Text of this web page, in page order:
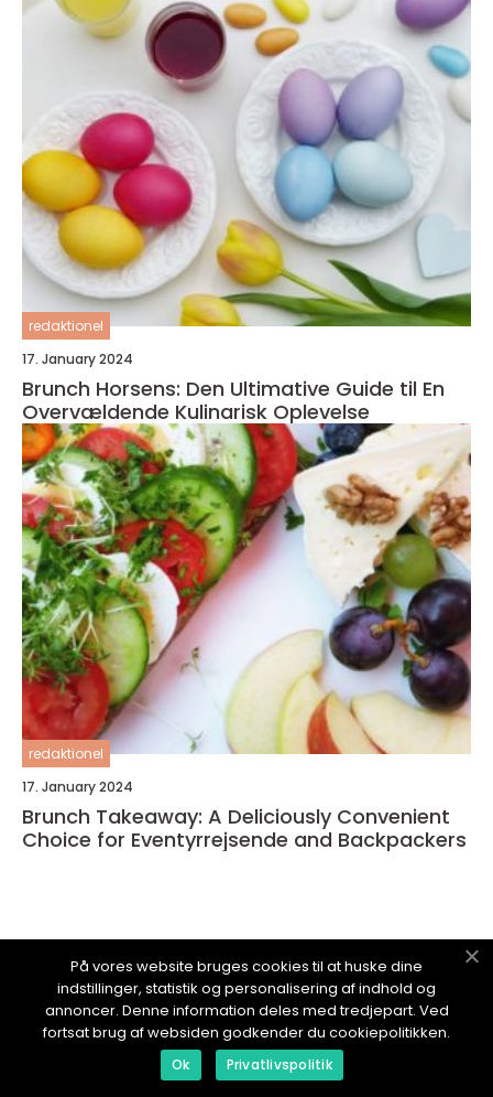
redaktionel
17. January 2024
Brunch Horsens: Den Ultimative Guide til En
Overvældende Kulinarisk Oplevelse
redaktionel
17. January 2024
Brunch Takeaway: A Deliciously Convenient
Choice for Eventyrrejsende and Backpackers
OPLEVELSESLAND.dk
På vores website bruges cookies til at huske dine
indstillinger, statistik og personalisering af indhold og
annoncer. Denne information deles med tredjepart. Ved
fortsat brug af websiden godkender du cookiepolitikken.
Ok Privatlivspolitik